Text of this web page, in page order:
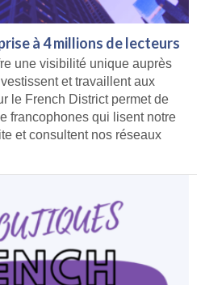
à 4 millions de lecteurs
une visibilité unique auprès
et travaillent aux
le French District permet de
francophones qui lisent notre
et consultent nos réseaux